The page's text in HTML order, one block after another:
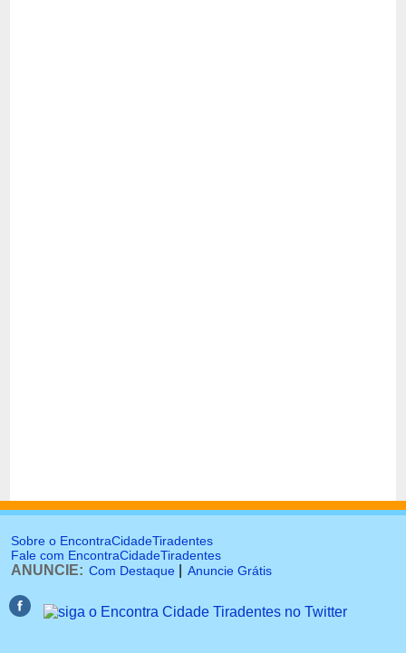
Sobre o EncontraCidadeTiradentes
Fale com EncontraCidadeTiradentes
ANUNCIE: Com Destaque Anuncie Grátis